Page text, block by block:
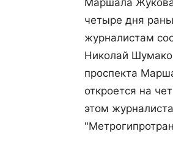
Маршала
четыре дня
журналистам
Николай
проспекта
откроется на
этом